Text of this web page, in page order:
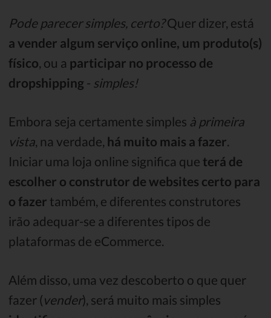
Pode parecer simples, certo?Quer dizer, está
a vender algum serviço online, um produto(s)
físico, ou a participar no processo de
dropshipping - simples!
Embora seja certamente simples à primeira
vista, na verdade, há muito mais a fazer.
Iniciar uma loja online significa que terá de
escolher o construtor de websites certo para
o fazer também, e diferentes construtores
irão adequar-se a diferentes tipos de
plataformas de eCommerce.
Além disso, uma vez descoberto o que quer
fazer (vender), será muito mais simples